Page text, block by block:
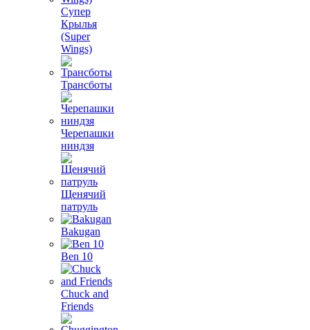
Супер
Крылья
(Super
Wings)
Трансботы
Черепашки
ниндзя
Щенячий
патруль
Bakugan
Ben 10
Chuck and
Friends